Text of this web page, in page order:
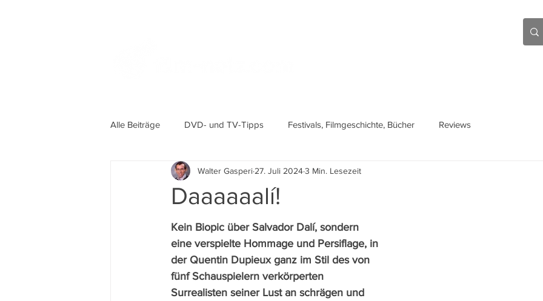
Alle Beiträge DVD- und TV-Tipps Festivals, Filmgeschichte, Bücher Reviews
Daaaaaalí!
Walter Gasperi 27. Juli 20243 Min. Lesezeit
Kein Biopic über Salvador Dalí, sondern
eine verspielte Hommage und Persiflage, in
der Quentin Dupieux ganz im Stil des von
fünf Schauspielern verkörperten
Surrealisten seiner Lust an schrägen und